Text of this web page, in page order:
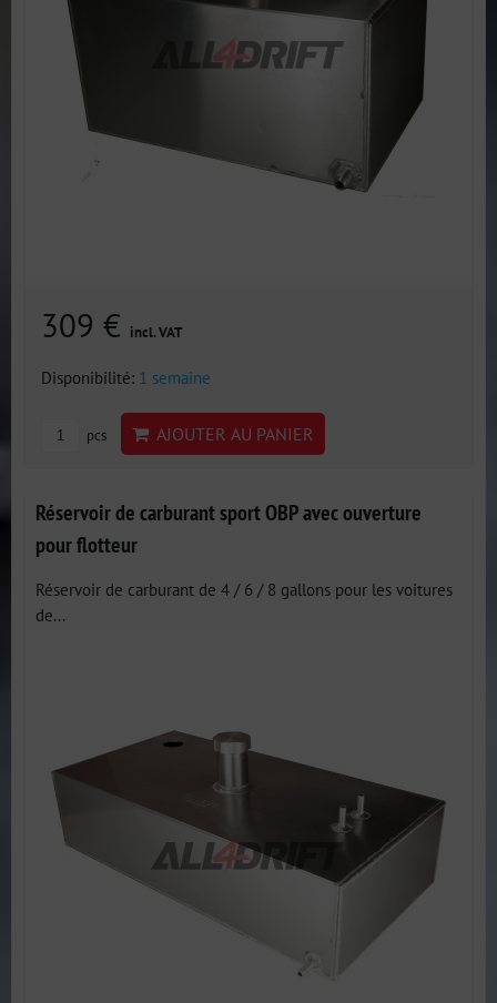
309 € incl. VAT
Disponibilité: 1 semaine
pcs AJOUTER AU PANIER
Réservoir de carburant sport OBP avec ouverture
pour flotteur
Réservoir de carburant de 4 / 6 / 8 gallons pour les voitures
de...